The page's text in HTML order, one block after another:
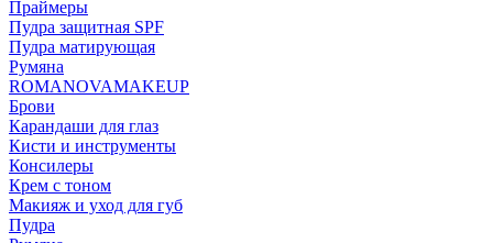
Праймеры
Пудра защитная SPF
Пудра матирующая
Румяна
ROMANOVAMAKEUP
Брови
Карандаши для глаз
Кисти и инструменты
Консилеры
Крем с тоном
Макияж и уход для губ
Пудра